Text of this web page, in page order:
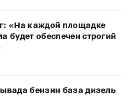
«На каждой площадке
будет обеспечен строгий
бензин база дизель